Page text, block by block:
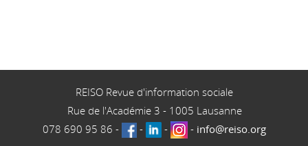
REISO Revue d'information sociale
Rue de l'Académie 3 - 1005 Lausanne
078 690 95 86 - - - - info@reiso.org